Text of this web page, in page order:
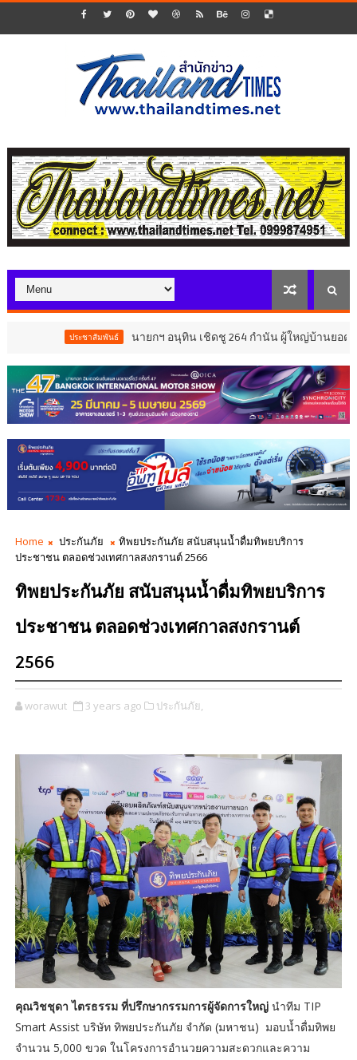
นายกฯ อนุทิน เชิดชู 264 กำนัน ผู้ใหญ่บ้านยอดเยี่ยม มอบแ
Home ประกันภัย
ทิพยประกันภัย สนับสนุนน้ำดื่มทิพยบริการ
ประชาชน ตลอดช่วงเทศกาลสงกรานต์ 2566
ทิพยประกันภัย สนับสนุนน้ำดื่มทิพยบริการ
ประชาชน ตลอดช่วงเทศกาลสงกรานต์
2566
worawut 3 years ago ประกันภัย,
คุณวิชชุดา ไตรธรรม ที่ปรึกษากรรมการผู้จัดการใหญ่นำทีม TIP
Smart Assist บริษัท ทิพยประกันภัย จำกัด (มหาชน) มอบน้ำดื่มทิพย
จำนวน 5,000 ขวด ในโครงการอำนวยความสะดวกและความ